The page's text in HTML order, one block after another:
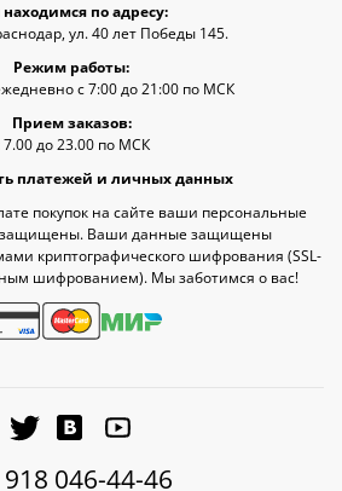
по адресу:
ул. 40 лет Победы 145.
Режим работы:
с 7:00 до 21:00 по МСК
Прием заказов:
7.00 до 23.00 по МСК
платежей и личных данных
покупок на сайте ваши персональные
Ваши данные защищены
криптографического шифрования (SSL-
шифрованием). Мы заботимся о вас!
918 046-44-46